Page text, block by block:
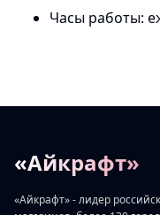
Часы работы:
«Айкрафт»
«Айкрафт» - лидер